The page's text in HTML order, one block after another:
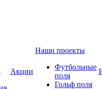
Акции
Наши проекты
Футбольные
поля
Гольф поля